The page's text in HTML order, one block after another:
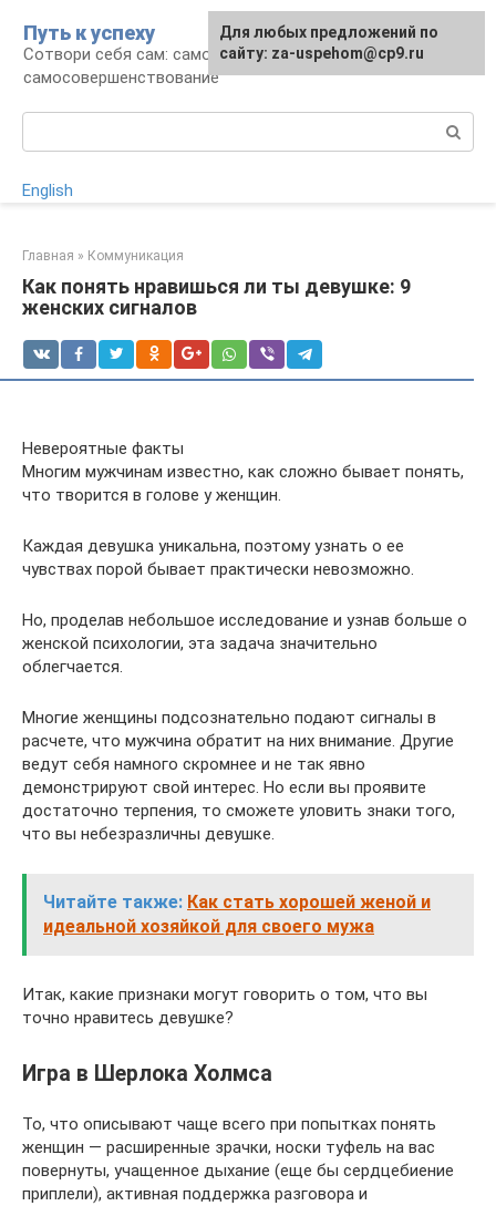
контенту
Путь к успеху
Сотвори себя сам: саморазвитие и
самосовершенствование
English
Главная » Коммуникация
Как понять нравишься ли ты девушке: 9
женских сигналов
Невероятные факты
Многим мужчинам известно, как сложно бывает понять,
что творится в голове у женщин.
Каждая девушка уникальна, поэтому узнать о ее
чувствах порой бывает практически невозможно.
Но, проделав небольшое исследование и узнав больше о
женской психологии, эта задача значительно
облегчается.
Многие женщины подсознательно подают сигналы в
расчете, что мужчина обратит на них внимание. Другие
ведут себя намного скромнее и не так явно
демонстрируют свой интерес. Но если вы проявите
достаточно терпения, то сможете уловить знаки того,
что вы небезразличны девушке.
Читайте также: Как стать хорошей женой и
идеальной хозяйкой для своего мужа
Итак, какие признаки могут говорить о том, что вы
точно нравитесь девушке?
Игра в Шерлока Холмса
То, что описывают чаще всего при попытках понять
женщин — расширенные зрачки, носки туфель на вас
повернуты, учащенное дыхание (еще бы сердцебиение
приплели), активная поддержка разговора и
Для любых предложений по
сайту: za-uspehom@cp9.ru